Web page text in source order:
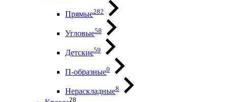
Прямые282
Угловые58
Детские59
П-образные0
Нераскладные8
28